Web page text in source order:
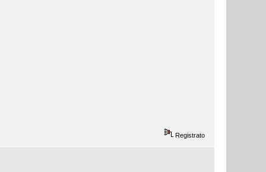
Registrato